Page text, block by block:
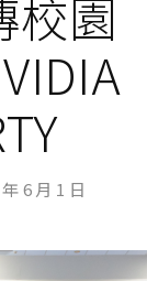
校園
6 月 1 日